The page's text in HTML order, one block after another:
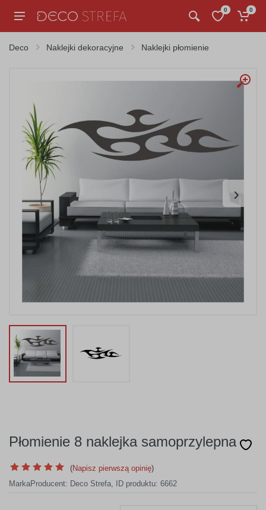
0 0
Deco Naklejki dekoracyjne Naklejki płomienie
›
Płomienie 8 naklejka samoprzylepna
(Napisz pierwszą opinię)
MarkaProducent: Deco Strefa, ID produktu: 6662